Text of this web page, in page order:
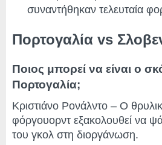
συναντήθηκαν τελευταία
Πορτογαλία vs
Ποιος μπορεί να είναι ο
Πορτογαλία;
Κριστιάνο Ρονάλντο – Ο
φόργουορντ εξακολουθεί να
του γκολ στη διοργάνωση.